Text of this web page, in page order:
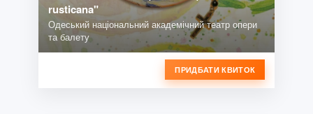
rusticana"
Одеський національний академічний театр опери
та балету
ПРИДБАТИ КВИТОК